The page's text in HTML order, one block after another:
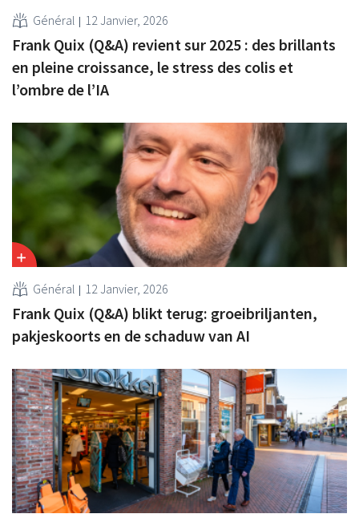
Général 12 Janvier, 2026
Frank Quix (Q&A) revient sur 2025 : des brillants
en pleine croissance, le stress des colis et
l’ombre de l’IA
Général 12 Janvier, 2026
Frank Quix (Q&A) blikt terug: groeibriljanten,
pakjeskoorts en de schaduw van AI